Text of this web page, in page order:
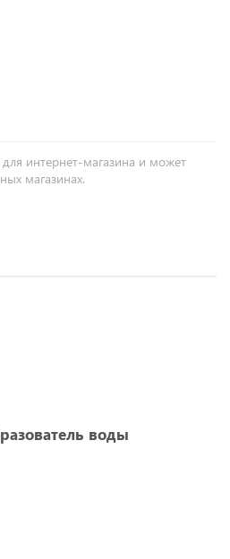
интернет-магазина и может
магазинах.
воды